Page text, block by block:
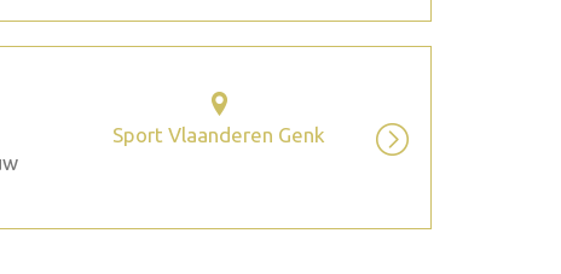
Sport Vlaanderen Genk